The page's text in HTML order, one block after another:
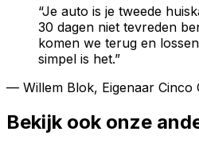
“Je auto is je tweede
30 dagen niet tevreden
komen we terug en
simpel is het.”
— Willem Blok, Eigenaar Cinco
Bekijk ook onze